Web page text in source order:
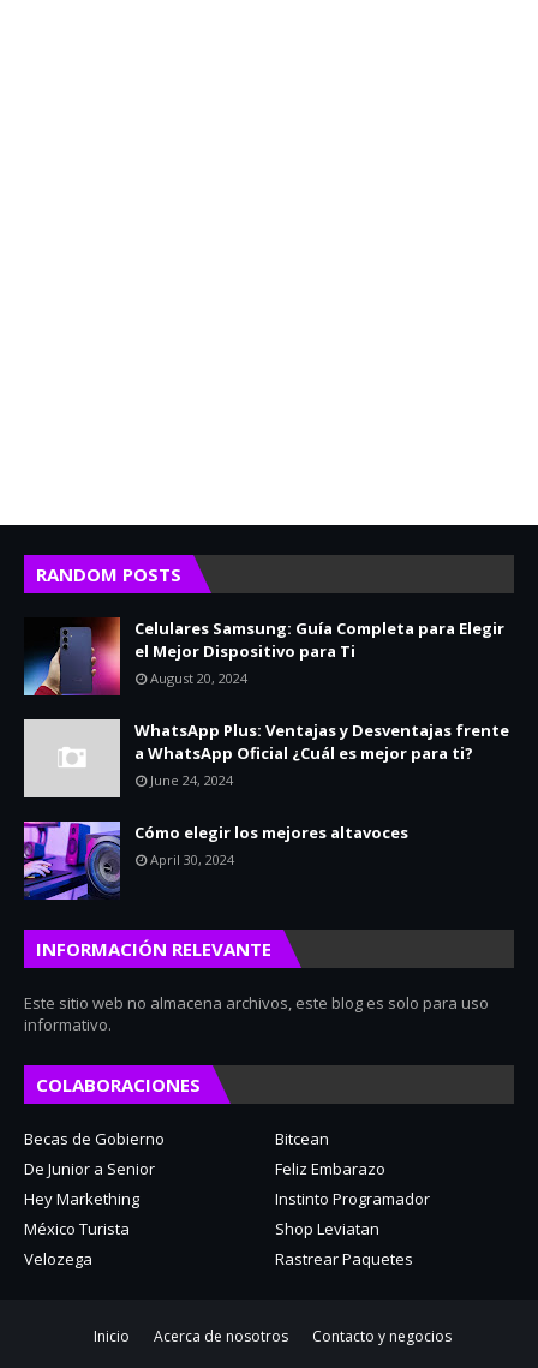
RANDOM POSTS
Celulares Samsung: Guía Completa para Elegir
el Mejor Dispositivo para Ti
August 20, 2024
WhatsApp Plus: Ventajas y Desventajas frente
a WhatsApp Oficial ¿Cuál es mejor para ti?
June 24, 2024
Cómo elegir los mejores altavoces
April 30, 2024
INFORMACIÓN RELEVANTE
Este sitio web no almacena archivos, este blog es solo para uso
informativo.
COLABORACIONES
Becas de Gobierno
Bitcean
De Junior a Senior
Feliz Embarazo
Hey Markething
Instinto Programador
México Turista
Shop Leviatan
Velozega
Rastrear Paquetes
Inicio Acerca de nosotros
Contacto y negocios